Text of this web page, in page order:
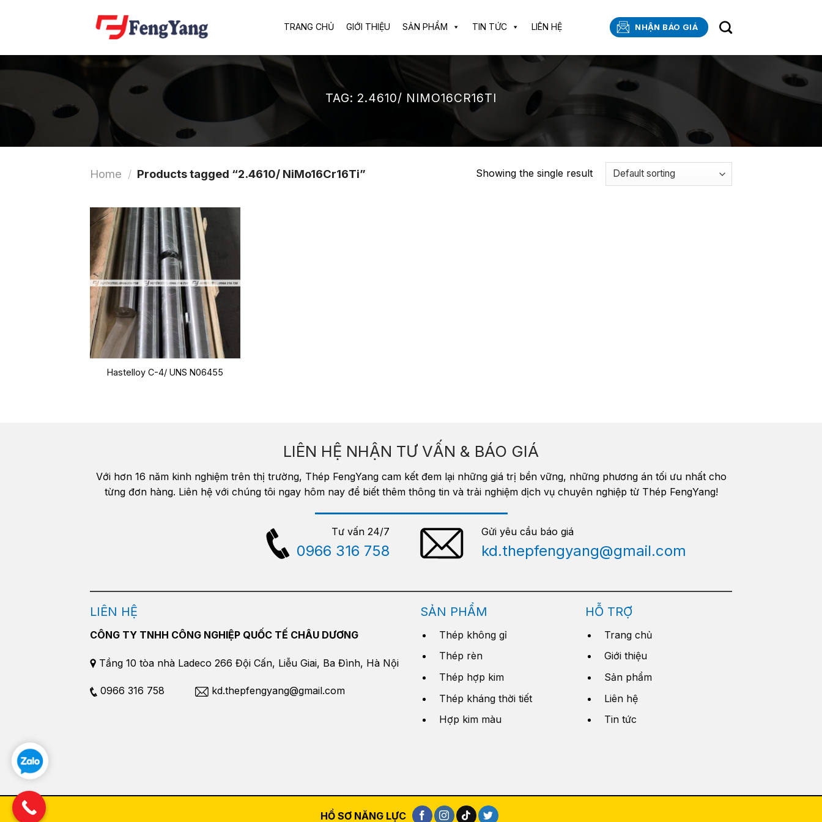
TRANG CHỦ GIỚI THIỆU SẢN PHẨM TIN TỨC LIÊN HỆ NHẬN BÁO GIÁ
TAG: 2.4610/ NIMO16CR16TI
Home / Products tagged “2.4610/ NiMo16Cr16Ti” Showing the single result
Hastelloy C-4/ UNS N06455
LIÊN HỆ NHẬN TƯ VẤN & BÁO GIÁ
Với hơn 16 năm kinh nghiệm trên thị trường, Thép FengYang cam kết đem lại những giá trị bền vững, những phương án tối ưu nhất cho
từng đơn hàng. Liên hệ với chúng tôi ngay hôm nay để biết thêm thông tin và trải nghiệm dịch vụ chuyên nghiệp từ Thép FengYang!
Tư vấn 24/7
0966 316 758
Gửi yêu cầu báo giá
kd.thepfengyang@gmail.com
LIÊN HỆ
CÔNG TY TNHH CÔNG NGHIỆP QUỐC TẾ CHÂU DƯƠNG
Tầng 10 tòa nhà Ladeco 266 Đội Cấn, Liễu Giai, Ba Đình, Hà Nội
0966 316 758 kd.thepfengyang@gmail.com
SẢN PHẨM
Thép không gỉ
Thép rèn
Thép hợp kim
Thép kháng thời tiết
Hợp kim màu
HỖ TRỢ
Trang chủ
Giới thiệu
Sản phẩm
Liên hệ
Tin tức
HỒ SƠ NĂNG LỰC